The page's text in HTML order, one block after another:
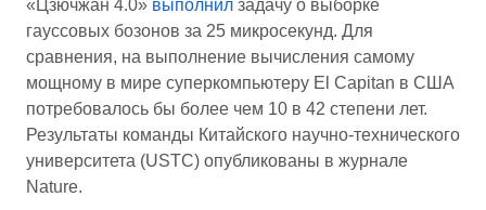
«Цзючжан 4.0» выполнил задачу о выборке
гауссовых бозонов за 25 микросекунд. Для
сравнения, на выполнение вычисления самому
мощному в мире суперкомпьютеру El Capitan в США
потребовалось бы более чем 10 в 42 степени лет.
Результаты команды Китайского научно-технического
университета (USTC) опубликованы в журнале
Nature.